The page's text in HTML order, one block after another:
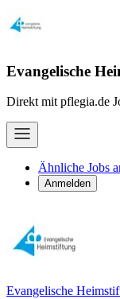
Evangelische
Direkt mit pflegia.de
Ähnliche Jobs
Anmelden
Evangelische